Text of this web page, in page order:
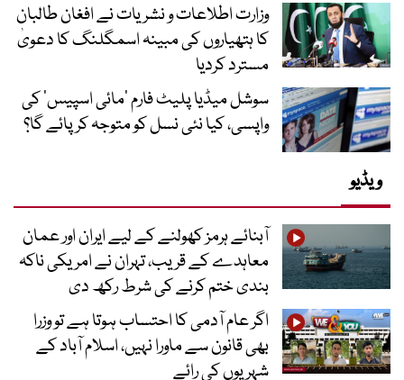
وزارت اطلاعات و نشریات نے افغان طالبان
کا ہتھیاروں کی مبینہ اسمگلنگ کا دعویٰ
مسترد کردیا
سوشل میڈیا پلیٹ فارم ‘مائی اسپیس’ کی
واپسی، کیا نئی نسل کو متوجہ کر پائے گا؟
ویڈیو
آبنائے ہرمز کھولنے کے لیے ایران اور عمان
معاہدے کے قریب، تہران نے امریکی ناکہ
بندی ختم کرنے کی شرط رکھ دی
اگر عام آدمی کا احتساب ہوتا ہے تو وزرا
بھی قانون سے ماورا نہیں، اسلام آباد کے
شہریوں کی رائے